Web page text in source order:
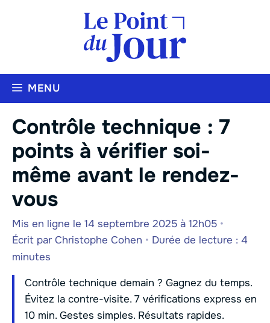
MENU
Contrôle technique : 7
points à vérifier soi-
même avant le rendez-
vous
Mis en ligne le 14 septembre 2025 à 12h05 •
Écrit par Christophe Cohen • Durée de lecture : 4
minutes
Contrôle technique demain ? Gagnez du temps.
Évitez la contre-visite. 7 vérifications express en
10 min. Gestes simples. Résultats rapides.